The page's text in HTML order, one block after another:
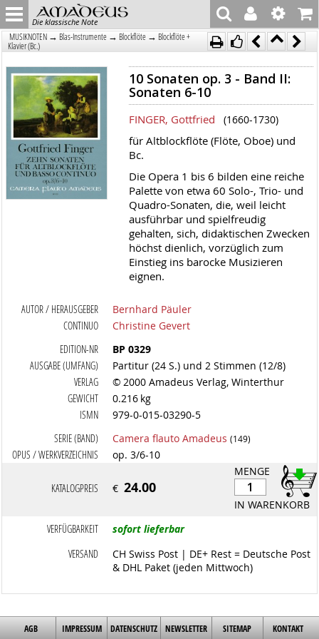
Die klassische Note
MUSIKNOTEN → Blas-Instrumente → Blockflöte → Blockflöte +
Klavier (Bc.)
10 Sonaten op. 3 - Band II:
Sonaten 6-10
FINGER, Gottfried (1660-1730)
für Altblockflöte (Flöte, Oboe) und
Bc.
Die Opera 1 bis 6 bilden eine reiche
Palette von etwa 60 Solo-, Trio- und
Quadro-Sonaten, die, weil leicht
ausführbar und spielfreudig
gehalten, sich, didaktischen Zwecken
höchst dienlich, vorzüglich zum
Einstieg ins barocke Musizieren
eignen.
AUTOR / HERAUSGEBER
Bernhard Päuler
CONTINUO
Christine Gevert
EDITION-NR
BP 0329
AUSGABE (UMFANG)
Partitur (24 S.) und 2 Stimmen (12/8)
VERLAG
© 2000 Amadeus Verlag, Winterthur
GEWICHT
0.216 kg
ISMN
979-0-015-03290-5
SERIE (BAND)
Camera flauto Amadeus (149)
OPUS / WERKVERZEICHNIS
op. 3/6-10
MENGE
IN WARENKORB
KATALOGPREIS €24.00
VERFÜGBARKEIT
sofort lieferbar
VERSAND
CH Swiss Post | DE+ Rest = Deutsche Post
& DHL Paket (jeden Mittwoch)
AGB IMPRESSUM DATENSCHUTZ NEWSLETTER SITEMAP KONTAKT